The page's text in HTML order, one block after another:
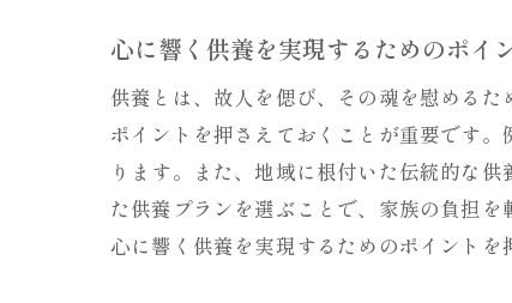
心に響く供養を実現するためのポイ
供養とは、故人を偲び、その魂を慰める
ポイントを押さえておくことが重要です
ります。また、地域に根付いた伝統的な
た供養プランを選ぶことで、家族の負担
心に響く供養を実現するためのポイントを